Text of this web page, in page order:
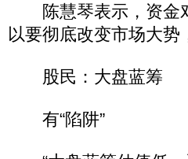
陈慧琴表示，资金对
以要彻底改变市场大势
股民：大盘蓝筹
有“陷阱”